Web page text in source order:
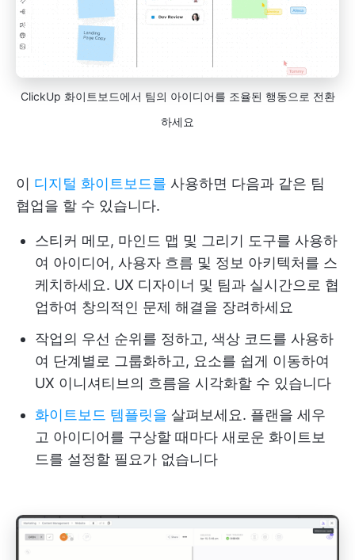
ClickUp 화이트보드에서 팀의 아이디어를 조율된 행동으로 전환
하세요
이 디지털 화이트보드를 사용하면 다음과 같은 팀
협업을 할 수 있습니다.
스티커 메모, 마인드 맵 및 그리기 도구를 사용하
여 아이디어, 사용자 흐름 및 정보 아키텍처를 스
케치하세요. UX 디자이너 및 팀과 실시간으로 협
업하여 창의적인 문제 해결을 장려하세요
작업의 우선 순위를 정하고, 색상 코드를 사용하
여 단계별로 그룹화하고, 요소를 쉽게 이동하여
UX 이니셔티브의 흐름을 시각화할 수 있습니다
화이트보드 템플릿을 살펴보세요. 플랜을 세우
고 아이디어를 구상할 때마다 새로운 화이트보
드를 설정할 필요가 없습니다